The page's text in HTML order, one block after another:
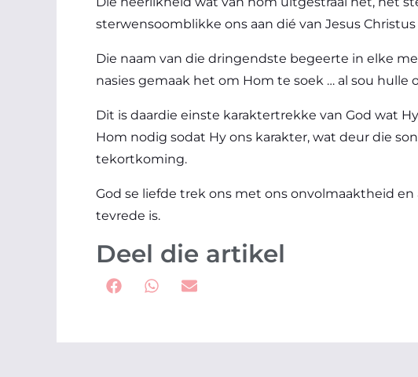
sterwensoomblikke ons aan dié van Jesus
Die naam van die dringendste begeerte in elke
nasies gemaak het om Hom te soek … al sou
Dit is daardie einste karaktertrekke van God wat
Hom nodig sodat Hy ons karakter, wat deur die
tekortkoming.
God se liefde trek ons met ons onvolmaaktheid en
tevrede is.
Deel die artikel